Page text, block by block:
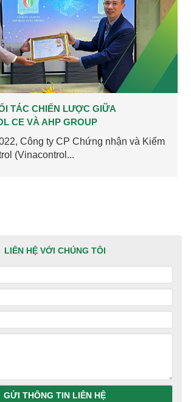
TÁC CHIẾN LƯỢC GIỮA
CE VÀ AHP GROUP
Công ty CP Chứng nhận và Kiểm
(Vinacontrol...
LIÊN HỆ VỚI CHÚNG TÔI
GỬI THÔNG TIN LIÊN HỆ